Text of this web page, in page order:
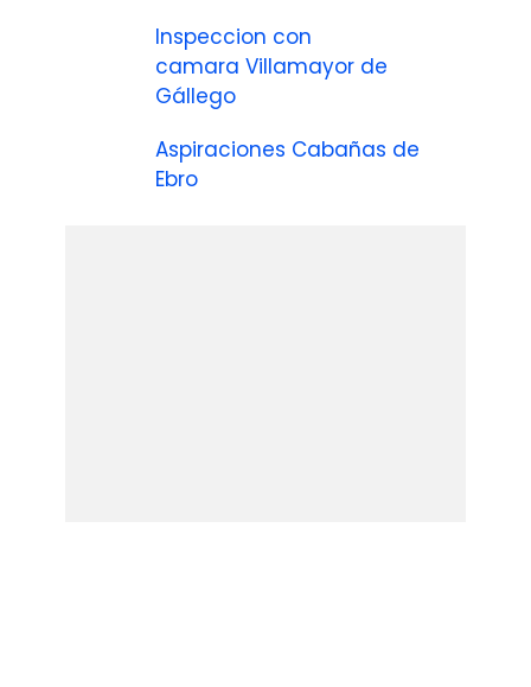
Inspeccion con
camara Villamayor de
Gállego
Aspiraciones Cabañas de
Ebro